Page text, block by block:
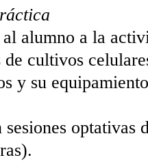
al alumno a la
de cultivos
y su
sesiones